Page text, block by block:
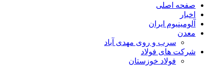
صفحه اصلی
اخبار
آلومینیوم ایران
معدن
سرب و روی مهدی آباد
شرکت های فولاد
فولاد خوزستان